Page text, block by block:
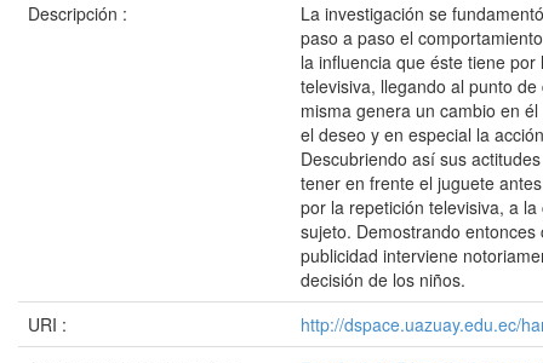
Descripción :
La investigación se
paso a paso el
la influencia que éste tiene por
televisiva, llegando al punto
misma genera un cambio en
el deseo y en especial la
Descubriendo así sus
tener en frente el juguete
por la repetición televisiva, a la
sujeto. Demostrando entonces
publicidad interviene
decisión de los niños.
URI :
http://dspace.uazuay.edu.ec/